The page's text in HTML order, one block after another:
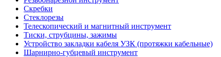
Скребки
Стеклорезы
Телескопический и магнитный инструмент
Тиски, струбцины, зажимы
Устройство закладки кабеля УЗК (протяжки кабельные)
Шарнирно-губцевый инструмент